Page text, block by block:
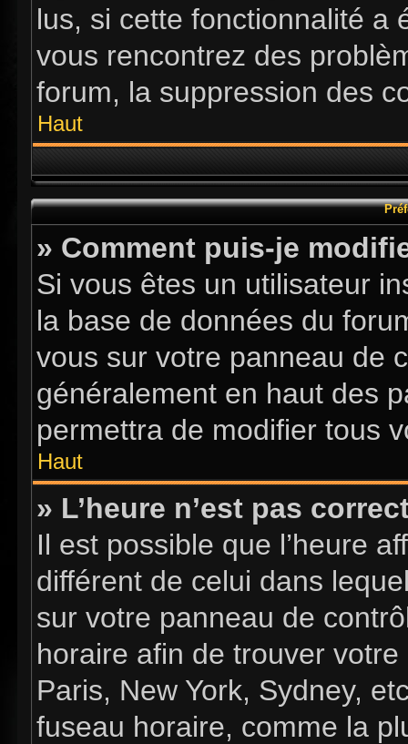
lus, si cette fonctionnalité a
vous rencontrez des
forum, la suppression des
Haut
» Comment puis-je
Si vous êtes un utilisateur
la base de données du
vous sur votre panneau de
généralement en haut des
permettra de modifier tous
Haut
» L’heure n’est pas
Il est possible que l’heure
différent de celui dans
sur votre panneau de
horaire afin de trouver
Paris, New York, Sydney,
fuseau horaire, comme la